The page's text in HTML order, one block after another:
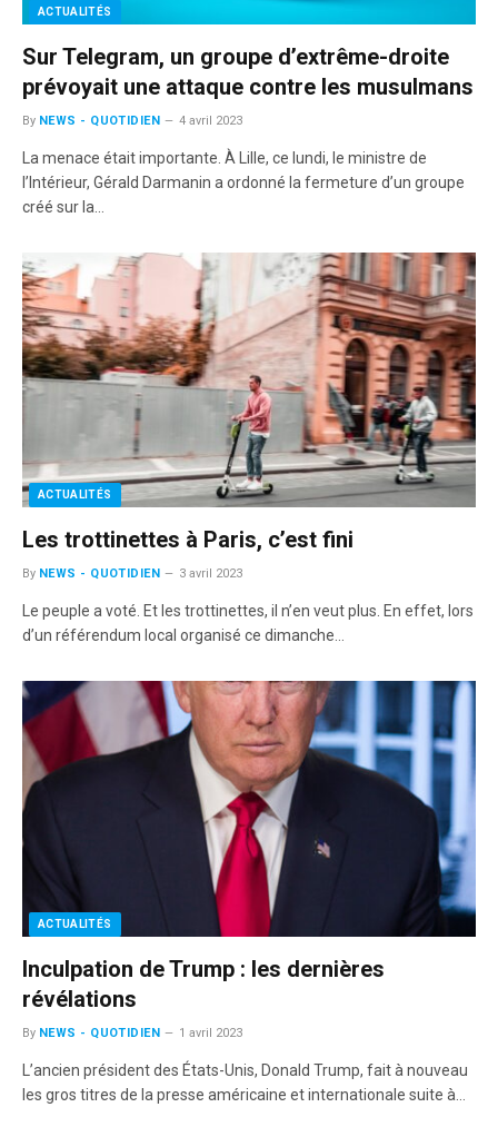
ACTUALITÉS
Sur Telegram, un groupe d’extrême-droite
prévoyait une attaque contre les musulmans
By NEWS - QUOTIDIEN 4 avril 2023
La menace était importante. À Lille, ce lundi, le ministre de
l’Intérieur, Gérald Darmanin a ordonné la fermeture d’un groupe
créé sur la…
ACTUALITÉS
Les trottinettes à Paris, c’est fini
By NEWS - QUOTIDIEN 3 avril 2023
Le peuple a voté. Et les trottinettes, il n’en veut plus. En effet, lors
d’un référendum local organisé ce dimanche…
ACTUALITÉS
Inculpation de Trump : les dernières
révélations
By NEWS - QUOTIDIEN 1 avril 2023
L’ancien président des États-Unis, Donald Trump, fait à nouveau
les gros titres de la presse américaine et internationale suite à…